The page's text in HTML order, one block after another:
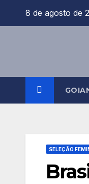
8 de agosto de
SELEÇÃO